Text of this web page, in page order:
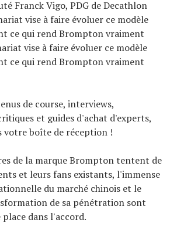
Franck Vigo, PDG de Decathlon
vise à faire évoluer ce modèle
ce qui rend Brompton vraiment
vise à faire évoluer ce modèle
ce qui rend Brompton vraiment
de course, interviews,
et guides d'achat d'experts,
votre boîte de réception !
de la marque Brompton tentent de
et leurs fans existants, l'immense
du marché chinois et le
de sa pénétration sont
dans l'accord.